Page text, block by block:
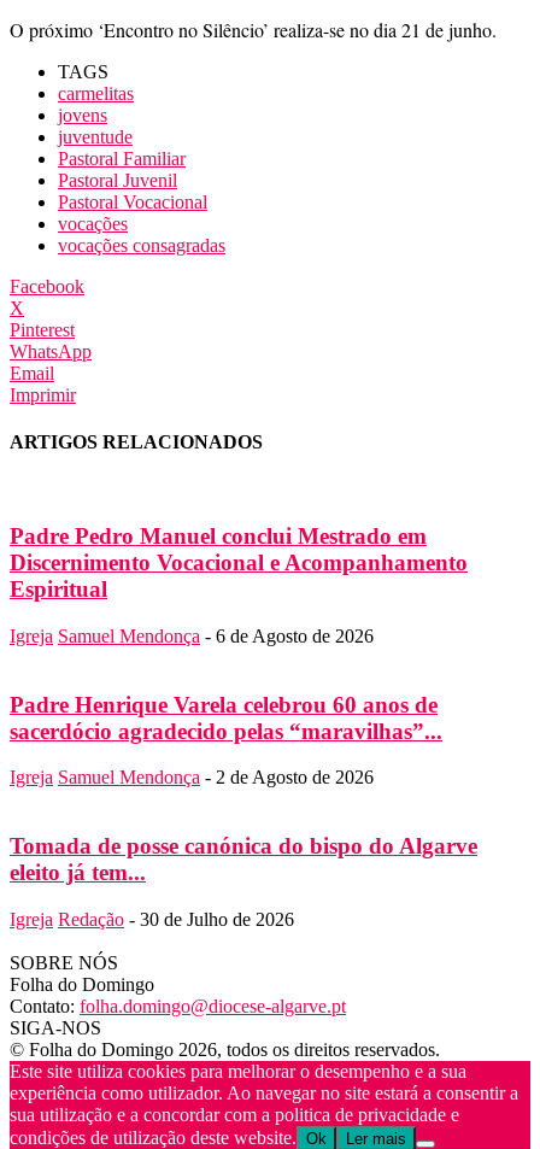
O próximo ‘Encontro no Silêncio’ realiza-se no dia 21 de junho.
TAGS
carmelitas
jovens
juventude
Pastoral Familiar
Pastoral Juvenil
Pastoral Vocacional
vocações
vocações consagradas
Facebook
X
Pinterest
WhatsApp
Email
Imprimir
ARTIGOS RELACIONADOS
Padre Pedro Manuel conclui Mestrado em
Discernimento Vocacional e Acompanhamento
Espiritual
Igreja Samuel Mendonça - 6 de Agosto de 2026
Padre Henrique Varela celebrou 60 anos de
sacerdócio agradecido pelas “maravilhas”...
Igreja Samuel Mendonça - 2 de Agosto de 2026
Tomada de posse canónica do bispo do Algarve
eleito já tem...
Igreja Redação - 30 de Julho de 2026
SOBRE NÓS
Folha do Domingo
Contato: folha.domingo@diocese-algarve.pt
SIGA-NOS
© Folha do Domingo 2026, todos os direitos reservados.
Este site utiliza cookies para melhorar o desempenho e a sua
experiência como utilizador. Ao navegar no site estará a consentir a
sua utilização e a concordar com a politica de privacidade e
condições de utilização deste website. Ok Ler mais